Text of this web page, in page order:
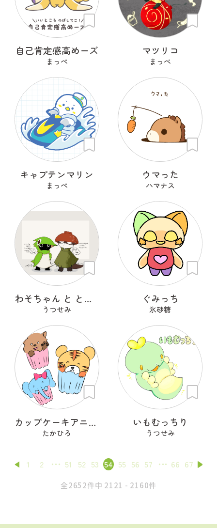
自己肯定感高めーズ
まっぺ
マツリコ
まっぺ
キャプテンマリン
まっぺ
ウマった
ハマナス
わそちゃん と とりちゃん
うつせみ
ぐみっち
氷砂糖
カップケーキアニマル
たかひろ
いもむっちり
うつせみ
1 2 51 52 53 54 55 56 57 66 67
全2652件中 2121 - 2160件